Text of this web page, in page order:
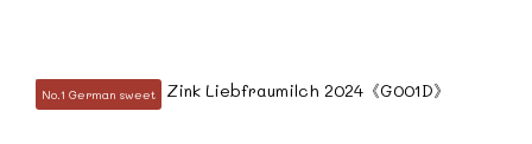
No.1 German sweet